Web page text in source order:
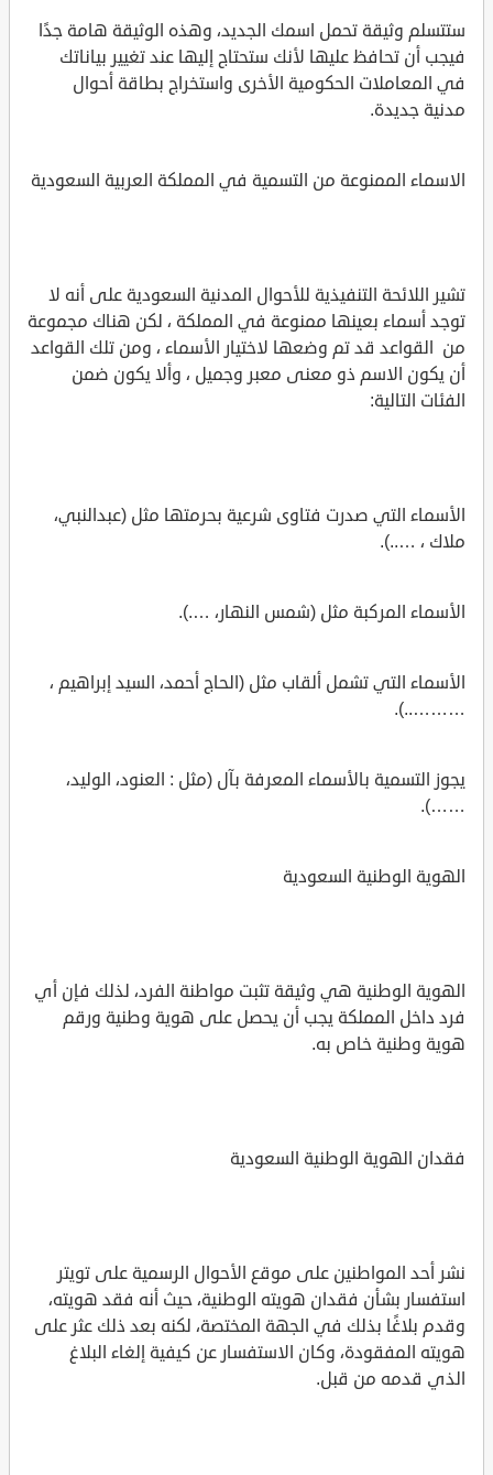
ستتسلم وثيقة تحمل اسمك الجديد، وهذه الوثيقة هامة جدًا
فيجب أن تحافظ عليها لأنك ستحتاج إليها عند تغيير بياناتك
في المعاملات الحكومية الأخرى واستخراج بطاقة أحوال
مدنية جديدة.
الاسماء الممنوعة من التسمية في المملكة العربية السعودية
تشير اللائحة التنفيذية للأحوال المدنية السعودية على أنه لا
توجد أسماء بعينها ممنوعة في المملكة ، لكن هناك مجموعة
من القواعد قد تم وضعها لاختيار الأسماء ، ومن تلك القواعد
أن يكون الاسم ذو معنى معبر وجميل ، وألا يكون ضمن
الفئات التالية:
الأسماء التي صدرت فتاوى شرعية بحرمتها مثل (عبدالنبي،
ملاك ، …..).
الأسماء المركبة مثل (شمس النهار، ….).
الأسماء التي تشمل ألقاب مثل (الحاج أحمد، السيد إبراهيم ،
………..).
يجوز التسمية بالأسماء المعرفة بآل (مثل : العنود، الوليد،
……).
الهوية الوطنية السعودية
الهوية الوطنية هي وثيقة تثبت مواطنة الفرد، لذلك فإن أي
فرد داخل المملكة يجب أن يحصل على هوية وطنية ورقم
هوية وطنية خاص به.
فقدان الهوية الوطنية السعودية
نشر أحد المواطنين على موقع الأحوال الرسمية على تويتر
استفسار بشأن فقدان هويته الوطنية، حيث أنه فقد هويته،
وقدم بلاغًا بذلك في الجهة المختصة، لكنه بعد ذلك عثر على
هويته المفقودة، وكان الاستفسار عن كيفية إلغاء البلاغ
الذي قدمه من قبل.